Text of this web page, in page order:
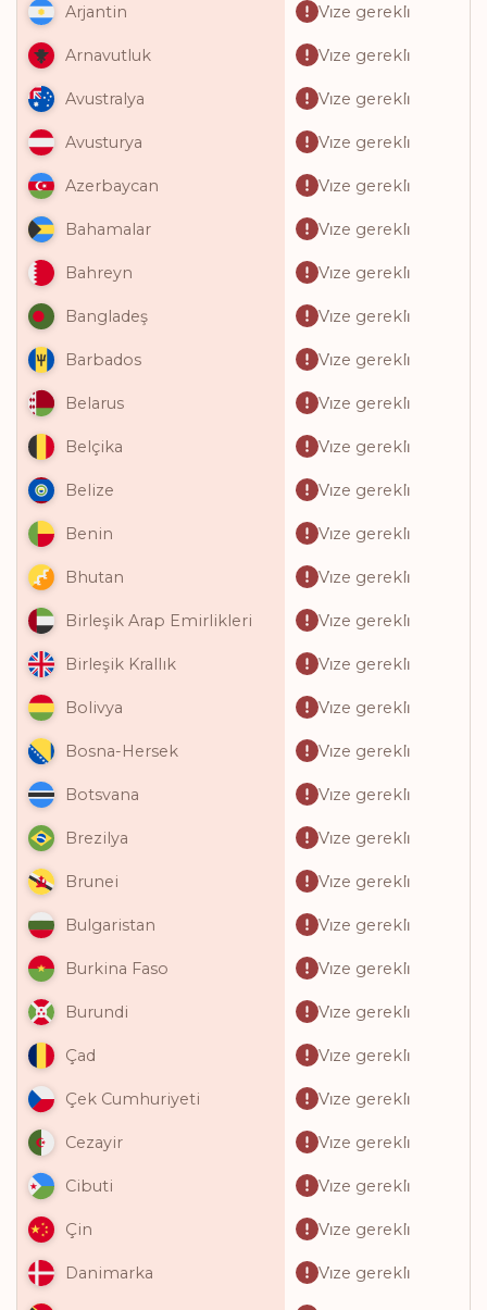
Arjantin Vi̇ze gerekli̇
Arnavutluk Vi̇ze gerekli̇
Avustralya Vi̇ze gerekli̇
Avusturya Vi̇ze gerekli̇
Azerbaycan Vi̇ze gerekli̇
Bahamalar Vi̇ze gerekli̇
Bahreyn Vi̇ze gerekli̇
Bangladeş Vi̇ze gerekli̇
Barbados Vi̇ze gerekli̇
Belarus Vi̇ze gerekli̇
Belçika Vi̇ze gerekli̇
Belize Vi̇ze gerekli̇
Benin Vi̇ze gerekli̇
Bhutan Vi̇ze gerekli̇
Birleşik Arap Emirlikleri Vi̇ze gerekli̇
Birleşik Krallık Vi̇ze gerekli̇
Bolivya Vi̇ze gerekli̇
Bosna-Hersek Vi̇ze gerekli̇
Botsvana Vi̇ze gerekli̇
Brezilya Vi̇ze gerekli̇
Brunei Vi̇ze gerekli̇
Bulgaristan Vi̇ze gerekli̇
Burkina Faso Vi̇ze gerekli̇
Burundi Vi̇ze gerekli̇
Çad Vi̇ze gerekli̇
Çek Cumhuriyeti Vi̇ze gerekli̇
Cezayir Vi̇ze gerekli̇
Cibuti Vi̇ze gerekli̇
Çin Vi̇ze gerekli̇
Danimarka Vi̇ze gerekli̇